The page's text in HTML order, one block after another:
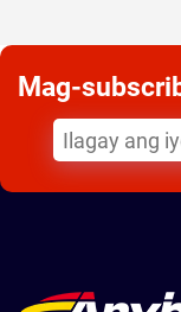
Mag-